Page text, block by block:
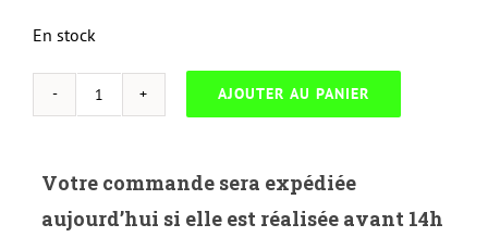
En stock
quantité
H.55X-
HP
AJOUTER AU PANIER
Votre commande sera expédiée
aujourd’hui si elle est réalisée avant 14h